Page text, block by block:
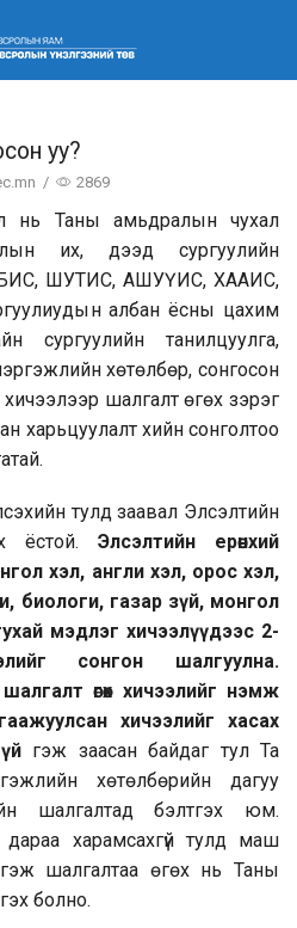
уу?
/ 2869
Таны амьдралын чухал
их, дээд сургуулийн
ШУТИС, АШУҮИС, ХААИС,
албан ёсны цахим
сургуулийн танилцуулга,
хөтөлбөр, сонгосон
шалгалт өгөх зэрэг
харьцуулалт хийн сонголтоо
тулд заавал Элсэлтийн
ёстой. Элсэлтийн ерөнхий
хэл, англи хэл, орос хэл,
биологи, газар зүй, монгол
мэдлэг хичээлүүдээс 2-
сонгон шалгуулна.
өгөх хичээлийг нэмж
хичээлийг хасах
гэж заасан байдаг тул Та
хөтөлбөрийн дагуу
шалгалтад бэлтгэх юм.
харамсахгүй тулд маш
шалгалтаа өгөх нь Таны
болно.